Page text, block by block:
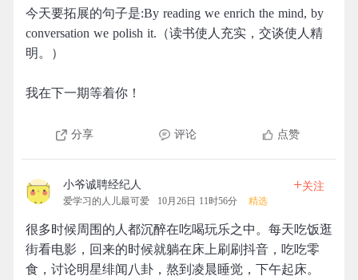
今天要拓展的句子是:By reading we enrich the mind, by
conversation we polish it.（读书使人充实，交谈使人精
明。）
我在下一期等着你！
分享 评论 点赞
小爷诚聘经纪人
爱学习的人儿最可爱 10月26日 11时56分 精选
+关注
很多时候周围的人都沉醉在吃喝玩乐之中。每天吃饭逛
街看电影，回来的时候就躺在床上刷刷抖音，吃吃零
食，讨论明星绯闻八卦，熬到凌晨睡觉，下午起床。